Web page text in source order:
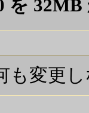
を
も変更